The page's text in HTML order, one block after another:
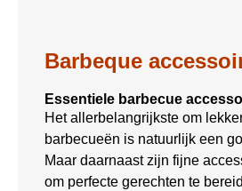
Barbeque
Essentiele barbecue
Het allerbelangrijkste om
barbecueën is natuurlijk een
Maar daarnaast zijn fijne
om perfecte gerechten te